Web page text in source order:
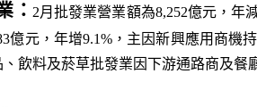
： 2月批發業營業額為8,252億元，年
億元，年增9.1%，主因新興應用商機
、飲料及菸草批發業因下游通路商及餐